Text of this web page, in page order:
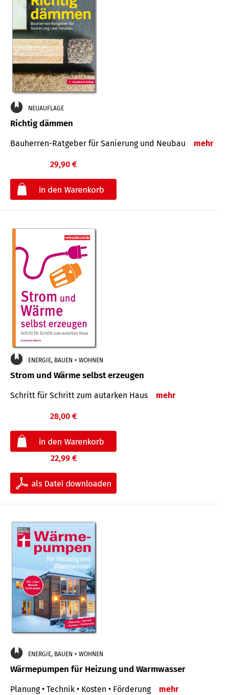
NEUAUFLAGE
Richtig dämmen
Bauherren-Ratgeber für Sanierung und Neubau mehr
29,90 €
ENERGIE, BAUEN + WOHNEN
Strom und Wärme selbst erzeugen
Schritt für Schritt zum autarken Haus mehr
28,00 €
22,99 €
ENERGIE, BAUEN + WOHNEN
Wärmepumpen für Heizung und Warmwasser
Planung • Technik • Kosten • Förderung mehr